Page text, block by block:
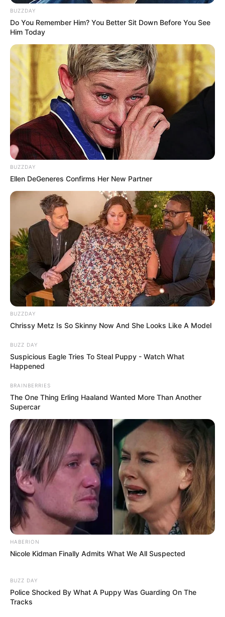
BUZZDAY
Do You Remember Him? You Better Sit Down Before You See
Him Today
BUZZDAY
Ellen DeGeneres Confirms Her New Partner
BUZZDAY
Chrissy Metz Is So Skinny Now And She Looks Like A Model
BUZZ DAY
Suspicious Eagle Tries To Steal Puppy - Watch What
Happened
BRAINBERRIES
The One Thing Erling Haaland Wanted More Than Another
Supercar
HABERION
Nicole Kidman Finally Admits What We All Suspected
BUZZ DAY
Police Shocked By What A Puppy Was Guarding On The
Tracks